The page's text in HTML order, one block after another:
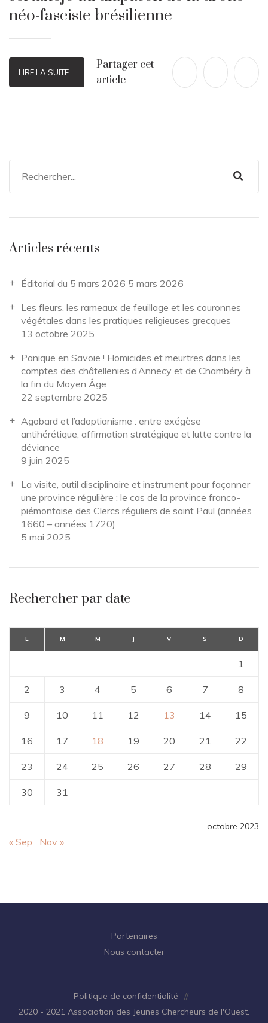
néo-fasciste brésilienne
LIRE LA SUITE...
Partager cet
article
Articles récents
Éditorial du 5 mars 2026 5 mars 2026
Les fleurs, les rameaux de feuillage et les couronnes
végétales dans les pratiques religieuses grecques
13 octobre 2025
Panique en Savoie ! Homicides et meurtres dans les
comptes des châtellenies d’Annecy et de Chambéry à
la fin du Moyen Âge
22 septembre 2025
Agobard et l’adoptianisme : entre exégèse
antihérétique, affirmation stratégique et lutte contre la
déviance
9 juin 2025
La visite, outil disciplinaire et instrument pour façonner
une province régulière : le cas de la province franco-
piémontaise des Clercs réguliers de saint Paul (années
1660 – années 1720)
5 mai 2025
Rechercher par date
octobre 2023
L M M J V S D
1
2 3 4 5 6 7 8
9 10 11 12 13 14 15
16 17 18 19 20 21 22
23 24 25 26 27 28 29
30 31
« Sep Nov »
Partenaires
Nous contacter
Politique de confidentialité
//
2020 - 2021 Association des Jeunes Chercheurs de l'Ouest.